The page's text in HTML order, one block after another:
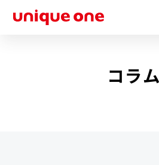
コラム